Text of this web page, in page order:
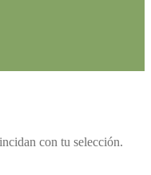
con tu selección.